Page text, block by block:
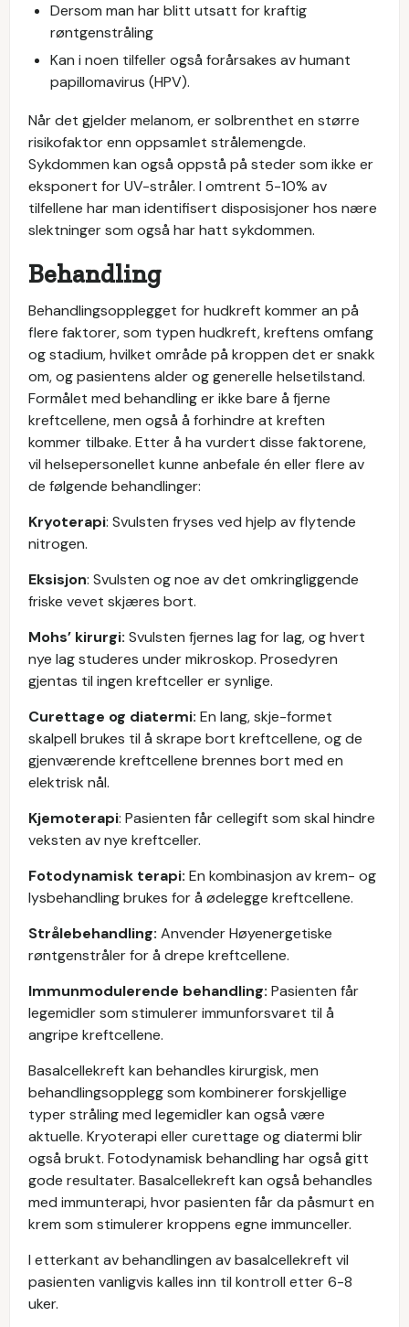
Dersom man har blitt utsatt for kraftig
røntgenstråling
Kan i noen tilfeller også forårsakes av humant
papillomavirus (HPV).
Når det gjelder melanom, er solbrenthet en større
risikofaktor enn oppsamlet strålemengde.
Sykdommen kan også oppstå på steder som ikke er
eksponert for UV-stråler. I omtrent 5-10% av
tilfellene har man identifisert disposisjoner hos nære
slektninger som også har hatt sykdommen.
Behandling
Behandlingsopplegget for hudkreft kommer an på
flere faktorer, som typen hudkreft, kreftens omfang
og stadium, hvilket område på kroppen det er snakk
om, og pasientens alder og generelle helsetilstand.
Formålet med behandling er ikke bare å fjerne
kreftcellene, men også å forhindre at kreften
kommer tilbake. Etter å ha vurdert disse faktorene,
vil helsepersonellet kunne anbefale én eller flere av
de følgende behandlinger:
Kryoterapi: Svulsten fryses ved hjelp av flytende
nitrogen.
Eksisjon: Svulsten og noe av det omkringliggende
friske vevet skjæres bort.
Mohs’ kirurgi: Svulsten fjernes lag for lag, og hvert
nye lag studeres under mikroskop. Prosedyren
gjentas til ingen kreftceller er synlige.
Curettage og diatermi: En lang, skje-formet
skalpell brukes til å skrape bort kreftcellene, og de
gjenværende kreftcellene brennes bort med en
elektrisk nål.
Kjemoterapi: Pasienten får cellegift som skal hindre
veksten av nye kreftceller.
Fotodynamisk terapi: En kombinasjon av krem- og
lysbehandling brukes for å ødelegge kreftcellene.
Strålebehandling: Anvender Høyenergetiske
røntgenstråler for å drepe kreftcellene.
Immunmodulerende behandling: Pasienten får
legemidler som stimulerer immunforsvaret til å
angripe kreftcellene.
Basalcellekreft kan behandles kirurgisk, men
behandlingsopplegg som kombinerer forskjellige
typer stråling med legemidler kan også være
aktuelle. Kryoterapi eller curettage og diatermi blir
også brukt. Fotodynamisk behandling har også gitt
gode resultater. Basalcellekreft kan også behandles
med immunterapi, hvor pasienten får da påsmurt en
krem som stimulerer kroppens egne immunceller.
I etterkant av behandlingen av basalcellekreft vil
pasienten vanligvis kalles inn til kontroll etter 6-8
uker.